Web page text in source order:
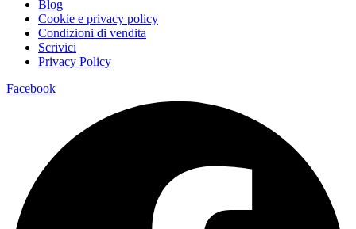
Blog
Cookie e privacy policy
Condizioni di vendita
Scrivici
Privacy Policy
Facebook